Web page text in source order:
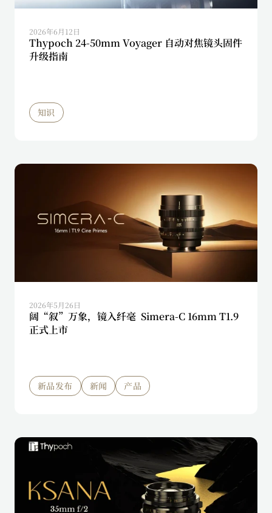
2026年6月12日
Thypoch 24-50mm Voyager 自动对焦镜头固件
升级指南
知识
2026年5月26日
阔“叙”万象，镜入纤毫 Simera-C 16mm T1.9
正式上市
新品发布 新闻 产品